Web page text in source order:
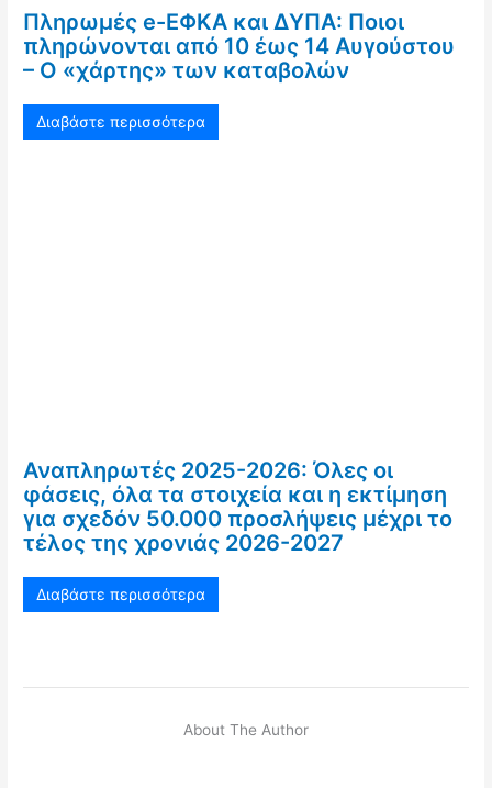
Πληρωμές e-ΕΦΚΑ και ΔΥΠΑ: Ποιοι
πληρώνονται από 10 έως 14 Αυγούστου
– Ο «χάρτης» των καταβολών
Διαβάστε περισσότερα
Αναπληρωτές 2025-2026: Όλες οι
φάσεις, όλα τα στοιχεία και η εκτίμηση
για σχεδόν 50.000 προσλήψεις μέχρι το
τέλος της χρονιάς 2026-2027
Διαβάστε περισσότερα
About The Author